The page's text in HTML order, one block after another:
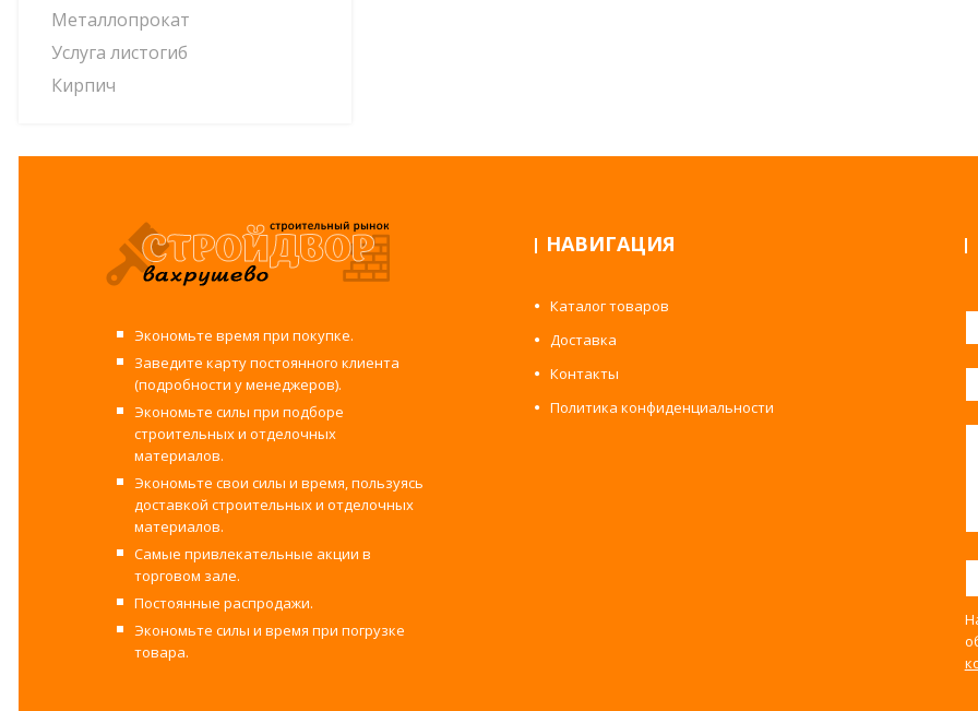
Металлопрокат
Услуга листогиб
Кирпич
Экономьте время при покупке.
Заведите карту постоянного клиента
(подробности у менеджеров).
Экономьте силы при подборе
строительных и отделочных
материалов.
Экономьте свои силы и время, пользуясь
доставкой строительных и отделочных
материалов.
Самые привлекательные акции в
торговом зале.
Постоянные распродажи.
Экономьте силы и время при погрузке
товара.
НАВИГАЦИЯ
Каталог товаров
Доставка
Контакты
Политика конфиденциальности